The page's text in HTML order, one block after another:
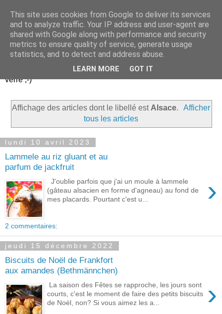
Un peu gay dans les
coings...
Découvrir le monde. Assiette après assiette. Verre après
verre ;-)
Affichage des articles dont le libellé est Alsace.
Afficher
tous les articles
lundi 10 avril 2023
Lammele au riz gluant et au
parfum de jackfruit
›
J'oublie parfois que j'ai un moule à lammele
(gâteau alsacien en forme d'agneau) au fond de
mes placards. Pourtant c'est u...
2 commentaires:
jeudi 15 décembre 2022
Biscuits de Noël de Frankfort
aux amandes (Bethmännchen)
›
La saison des Fêtes se rapproche, les jours sont
courts, c'est le moment de faire des petits biscuits
de Noël, non? Si vous aimez les a...
This site uses cookies from Google to deliver its services
and to analyze traffic. Your IP address and user-agent are
shared with Google along with performance and security
metrics to ensure quality of service, generate usage
statistics, and to detect and address abuse.
LEARN MORE GOT IT